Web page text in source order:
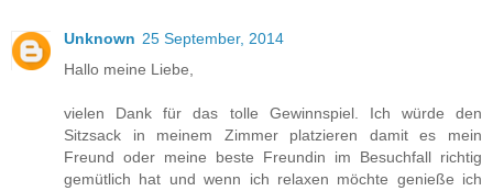
Unknown 25 September, 2014
Hallo meine Liebe,
vielen Dank für das tolle Gewinnspiel. Ich würde den
Sitzsack in meinem Zimmer platzieren damit es mein
Freund oder meine beste Freundin im Besuchfall richtig
gemütlich hat und wenn ich relaxen möchte genieße ich